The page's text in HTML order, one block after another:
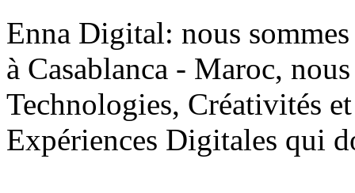
Enna Digital: nous
à Casablanca - Maroc,
Technologies, Créativités
Expériences Digitales qui